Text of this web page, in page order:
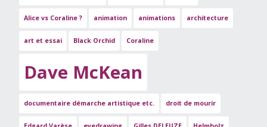
Alice vs Coraline ? animation animations architecture
art et essai Black Orchid Coraline
Dave McKean
documentaire démarche artistique etc. droit de mourir